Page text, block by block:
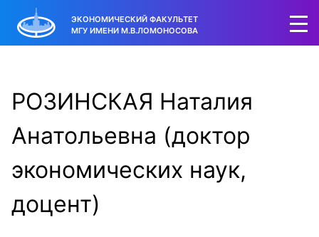
ЭКОНОМИЧЕСКИЙ ФАКУЛЬТЕТ
МГУ ИМЕНИ М.В.ЛОМОНОСОВА
РОЗИНСКАЯ Наталия
Анатольевна (доктор
экономических наук,
доцент)